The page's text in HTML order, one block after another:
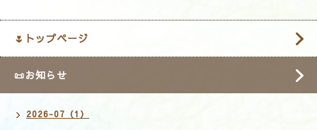
🌷トップページ
📜お知らせ
2026-07（1）